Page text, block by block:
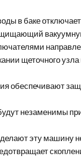
в баке
щеточного
обеспечивают
незаменимы
эту машину